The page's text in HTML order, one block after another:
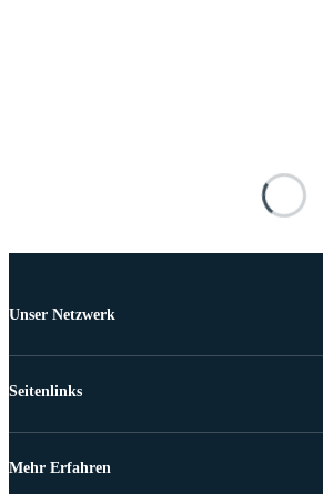
Unser Netzwerk
Seitenlinks
Mehr Erfahren